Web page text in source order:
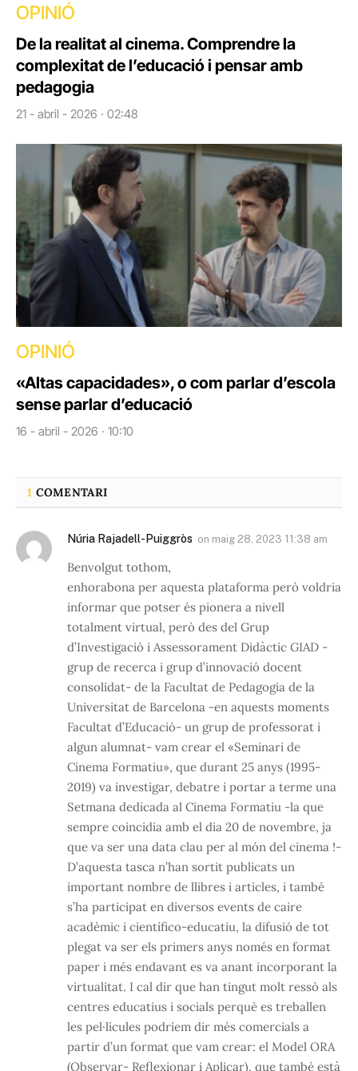
OPINIÓ
De la realitat al cinema. Comprendre la
complexitat de l’educació i pensar amb
pedagogia
21 - abril - 2026 · 02:48
OPINIÓ
«Altas capacidades», o com parlar d’escola
sense parlar d’educació
16 - abril - 2026 · 10:10
1 COMENTARI
Núria Rajadell-Puiggròs on maig 28, 2023 11:38 am
Benvolgut tothom,
enhorabona per aquesta plataforma però voldria
informar que potser és pionera a nivell
totalment virtual, però des del Grup
d’Investigació i Assessorament Didàctic GIAD -
grup de recerca i grup d’innovació docent
consolidat- de la Facultat de Pedagogia de la
Universitat de Barcelona -en aquests moments
Facultat d’Educació- un grup de professorat i
algun alumnat- vam crear el «Seminari de
Cinema Formatiu», que durant 25 anys (1995-
2019) va investigar, debatre i portar a terme una
Setmana dedicada al Cinema Formatiu -la que
sempre coincidia amb el dia 20 de novembre, ja
que va ser una data clau per al món del cinema !-
D’aquesta tasca n’han sortit publicats un
important nombre de llibres i articles, i també
s’ha participat en diversos events de caire
acadèmic i científico-educatiu, la difusió de tot
plegat va ser els primers anys només en format
paper i més endavant es va anant incorporant la
virtualitat. I cal dir que han tingut molt ressò als
centres educatius i socials perquè es treballen
les pel·lícules podríem dir més comercials a
partir d’un format que vam crear: el Model ORA
(Observar- Reflexionar i Aplicar), que també està